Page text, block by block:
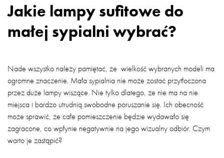
Jakie lampy sufitowe do
małej sypialni wybrać?
Nade wszystko należy pamiętać, że wielkość wybranych modeli ma
ogromne znaczenie. Mała sypialnia nie może zostać przytłoczona
przez duże lampy wiszące. Nie tylko dlatego, że nie ma na nie
miejsca i bardzo utrudnią swobodne poruszanie się. Ich obecność
może sprawić, że całe pomieszczenie będzie wydawało się
zagracone, co wpłynie negatywnie na jego wizualny odbiór. Czym
warto je zastąpić?